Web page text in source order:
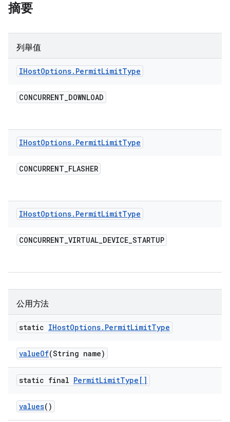
摘要
列舉值
IHostOptions. PermitLimitType
CONCURRENT_DOWNLOAD
IHostOptions. PermitLimitType
CONCURRENT_FLASHER
IHostOptions. PermitLimitType
CONCURRENT_VIRTUAL_DEVICE_STARTUP
公用方法
static IHostOptions. PermitLimitType
valueOf(String name)
static final PermitLimitType[]
values()